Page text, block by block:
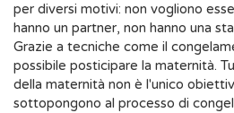
per diversi motivi: non vogliono
hanno un partner, non hanno una
Grazie a tecniche come il
possibile posticipare la maternità.
della maternità non è l'unico
sottopongono al processo di